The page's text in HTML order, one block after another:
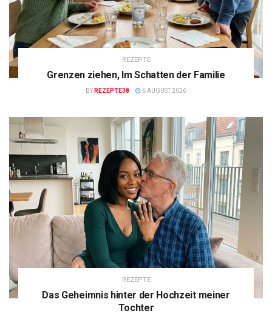
REZEPTE
Grenzen ziehen, Im Schatten der Familie
BY REZEPTE38 6 AUGUST 2026
REZEPTE
Das Geheimnis hinter der Hochzeit meiner
Tochter